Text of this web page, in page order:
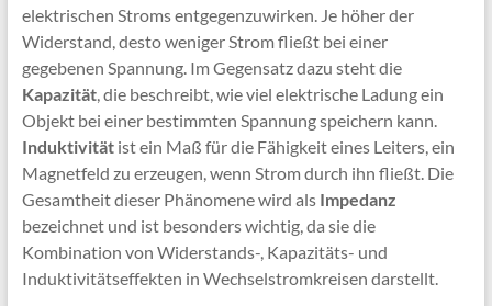
elektrischen Stroms entgegenzuwirken. Je höher der
Widerstand, desto weniger Strom fließt bei einer
gegebenen Spannung. Im Gegensatz dazu steht die
Kapazität, die beschreibt, wie viel elektrische Ladung ein
Objekt bei einer bestimmten Spannung speichern kann.
Induktivitätist ein Maß für die Fähigkeit eines Leiters, ein
Magnetfeld zu erzeugen, wenn Strom durch ihn fließt. Die
Gesamtheit dieser Phänomene wird als Impedanz
bezeichnet und ist besonders wichtig, da sie die
Kombination von Widerstands-, Kapazitäts- und
Induktivitätseffekten in Wechselstromkreisen darstellt.